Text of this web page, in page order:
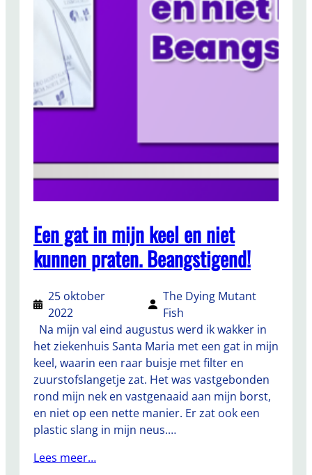
Een gat in mijn keel en niet
kunnen praten. Beangstigend!
25 oktober
2022
The Dying Mutant
Fish
Na mijn val eind augustus werd ik wakker in
het ziekenhuis Santa Maria met een gat in mijn
keel, waarin een raar buisje met filter en
zuurstofslangetje zat. Het was vastgebonden
rond mijn nek en vastgenaaid aan mijn borst,
en niet op een nette manier. Er zat ook een
plastic slang in mijn neus.…
Lees meer…